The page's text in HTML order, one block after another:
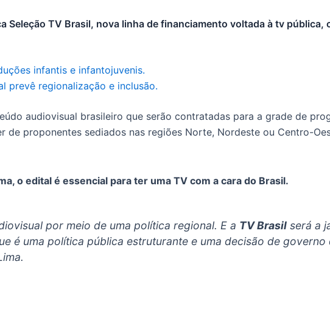
Seleção TV Brasil, nova linha de financiamento voltada à tv
infantis e infantojuvenis.
prevê regionalização e inclusão.
audiovisual brasileiro que serão contratadas para a grade de
de proponentes sediados nas regiões Norte, Nordeste ou Centro-
o edital é essencial para ter uma TV com a cara do Brasil.
por meio de uma política regional. E a TV Brasil será a
é uma política pública estruturante e uma decisão de